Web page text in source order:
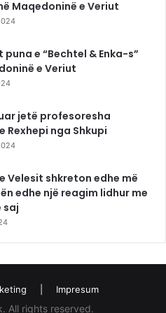
Maqedoninë e Veriut
puna e “Bechtel & Enka-s”
e Veriut
jetë profesoresha
Rexhepi nga Shkupi
Velesit shkreton edhe më
edhe një reagim lidhur me
saj
Impresum
All rights reserved.